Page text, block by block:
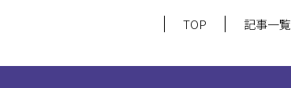
TOP 記事一覧